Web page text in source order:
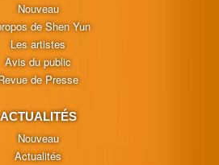
Nouveau
de Shen Yun
Les artistes
Avis du public
de Presse
ACTUALITÉS
Nouveau
Actualités